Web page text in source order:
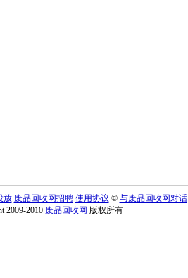
放 废品回收网招聘 使用协议 © 与废品回收网对话
2009-2010 废品回收网 版权所有